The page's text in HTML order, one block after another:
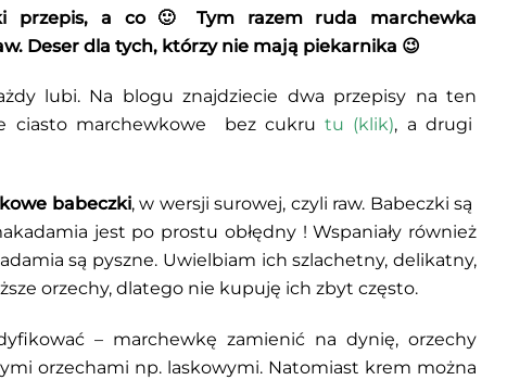
przepis, a co 🙂 Tym razem ruda marchewka
Deser dla tych, którzy nie mają piekarnika 😉
lubi. Na blogu znajdziecie dwa przepisy na ten
ciasto marchewkowe bez cukrutu (klik), a drugi
babeczki, w wersji surowej, czyli raw. Babeczki są
jest po prostu obłędny ! Wspaniały również
są pyszne. Uwielbiam ich szlachetny, delikatny,
orzechy, dlatego nie kupuję ich zbyt często.
– marchewkę zamienić na dynię, orzechy
orzechami np. laskowymi. Natomiast krem można